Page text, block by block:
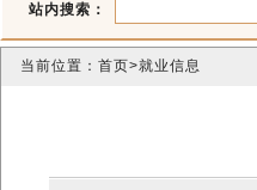
站内搜索：
当前位置： 首页>就业信息